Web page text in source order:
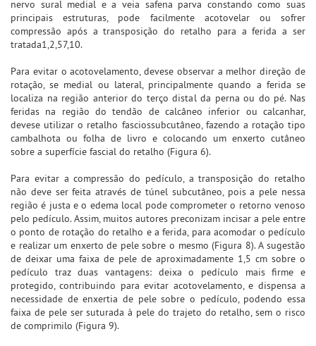
nervo sural medial e a veia safena parva constando como suas
principais estruturas, pode facilmente acotovelar ou sofrer
compressão após a transposição do retalho para a ferida a ser
tratada1,2,57,10.
Para evitar o acotovelamento, devese observar a melhor direção de
rotação, se medial ou lateral, principalmente quando a ferida se
localiza na região anterior do terço distal da perna ou do pé. Nas
feridas na região do tendão de calcâneo inferior ou calcanhar,
devese utilizar o retalho fasciossubcutâneo, fazendo a rotação tipo
cambalhota ou folha de livro e colocando um enxerto cutâneo
sobre a superfície fascial do retalho (Figura 6).
Para evitar a compressão do pedículo, a transposição do retalho
não deve ser feita através de túnel subcutâneo, pois a pele nessa
região é justa e o edema local pode comprometer o retorno venoso
pelo pedículo. Assim, muitos autores preconizam incisar a pele entre
o ponto de rotação do retalho e a ferida, para acomodar o pedículo
e realizar um enxerto de pele sobre o mesmo (Figura 8). A sugestão
de deixar uma faixa de pele de aproximadamente 1,5 cm sobre o
pedículo traz duas vantagens: deixa o pedículo mais firme e
protegido, contribuindo para evitar acotovelamento, e dispensa a
necessidade de enxertia de pele sobre o pedículo, podendo essa
faixa de pele ser suturada à pele do trajeto do retalho, sem o risco
de comprimilo (Figura 9).